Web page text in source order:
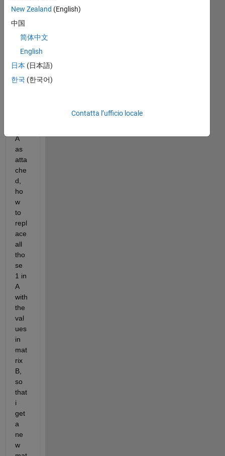
Hav
A
as
atta
che
d,
ho
w
to
repl
ace
all
tho
se
1 in
A
with
the
val
ues
in
mat
rix
B,
so
that
i
get
a
ne
w
New Zealand (English)
中国
简体中文
English
日本 (日本語)
한국 (한국어)
Contatta l’ufficio locale